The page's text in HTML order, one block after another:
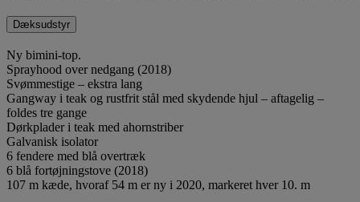
Dæksudstyr
Ny bimini-top.
Sprayhood over nedgang (2018)
Svømmestige – ekstra lang
Gangway i teak og rustfrit stål med skydende hjul – aftagelig –
foldes tre gange
Dørkplader i teak med ahornstriber
Galvanisk isolator
6 fendere med blå overtræk
6 blå fortøjningstove (2018)
107 m kæde, hvoraf 54 m er ny i 2020, markeret hver 10. m